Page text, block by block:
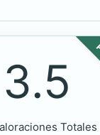
3.5
Totales